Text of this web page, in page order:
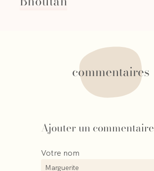
commentaires
Ajouter un commentaire
Votre nom